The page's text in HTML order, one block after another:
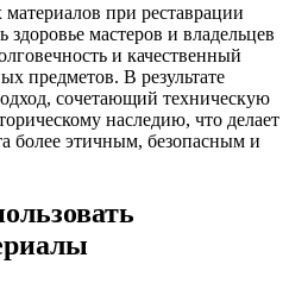
при реставрации
здоровье мастеров и владельцев
и качественный
предметов. В результате
сочетающий техническую
наследию, что делает
более этичным, безопасным и